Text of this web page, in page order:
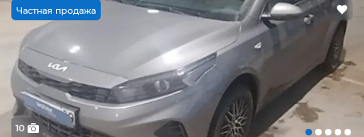
Частная продажа
10